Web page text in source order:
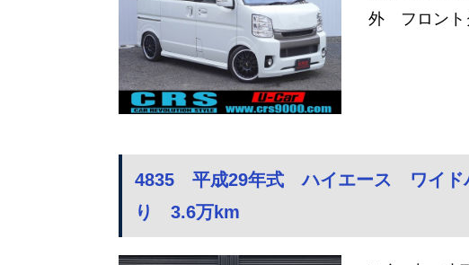
外 フロン
4835 平成29年式 ハイエース ワイ
り 3.6万km